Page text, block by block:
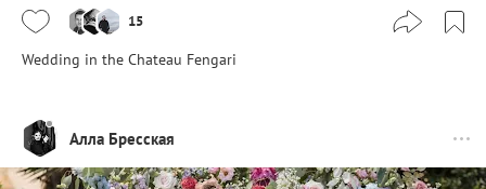
15
Wedding in the Chateau Fengari
Алла Бресская